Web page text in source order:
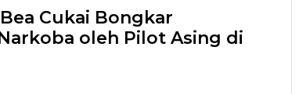
Cukai Bongkar
oleh Pilot Asing di